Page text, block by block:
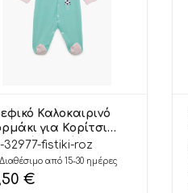
Καλοκαιρινό
για Κορίτσι
Φυστικί-Ροζ
Μανίκι, Ψιλή
Υφάσματος,
100% –
32977-fistiki-roz
Διαθέσιμο από 15-30 ημέρες
€